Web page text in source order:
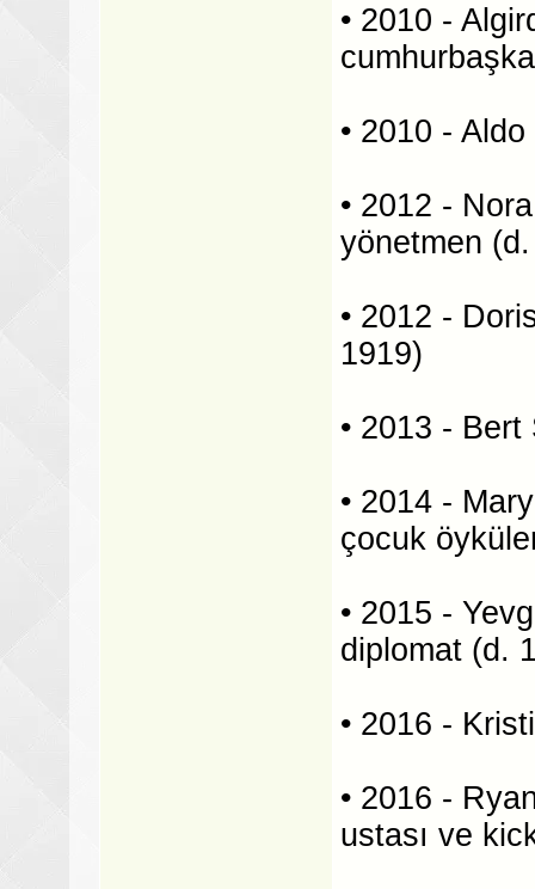
• 2010 -
• 2010 -
• 2012 -
yönetmen
• 2012 -
1919)
• 2013 - Bert
• 2014 -
çocuk
• 2015 -
diplomat (d.
• 2016 -
• 2016 -
ustası ve